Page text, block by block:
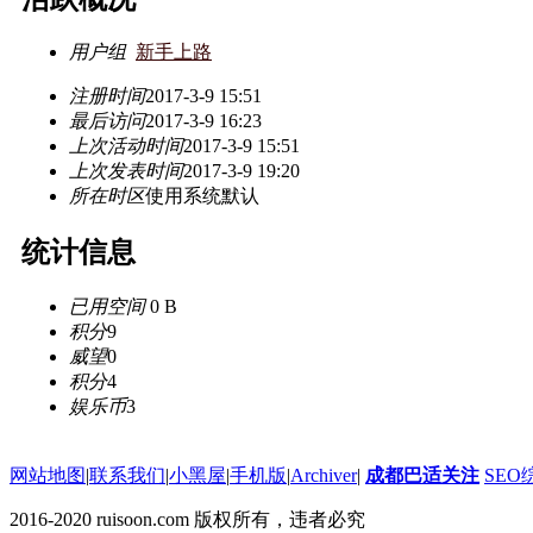
用户组 新手上路
注册时间2017-3-9 15:51
最后访问2017-3-9 16:23
上次活动时间2017-3-9 15:51
上次发表时间2017-3-9 19:20
所在时区使用系统默认
统计信息
已用空间0 B
积分9
威望0
积分4
娱乐币3
网站地图|联系我们|小黑屋|手机版|Archiver| 成都巴适关注 SEO
2016-2020 ruisoon.com 版权所有，违者必究